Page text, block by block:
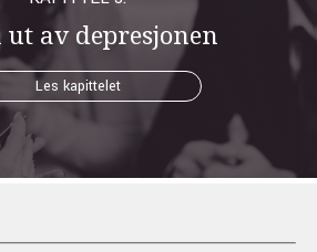
ut av depresjonen
Les kapittelet